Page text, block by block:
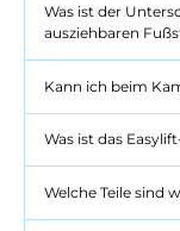
Was ist der
ausziehbaren
Kann ich beim
Was ist das
Welche Teile sind